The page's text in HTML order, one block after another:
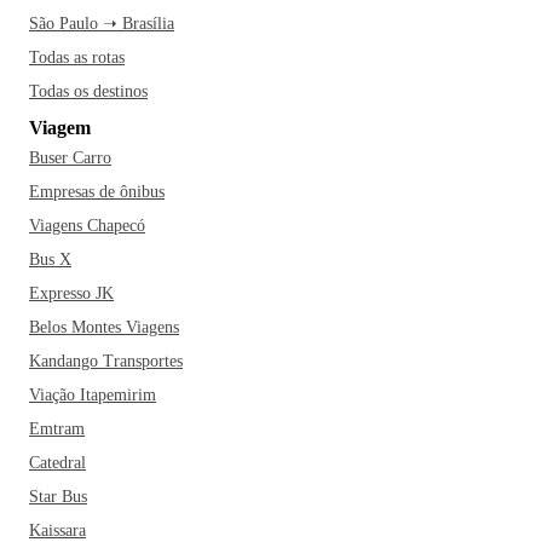
São Paulo ➝ Brasília
Todas as rotas
Todas os destinos
Viagem
Buser Carro
Empresas de ônibus
Viagens Chapecó
Bus X
Expresso JK
Belos Montes Viagens
Kandango Transportes
Viação Itapemirim
Emtram
Catedral
Star Bus
Kaissara